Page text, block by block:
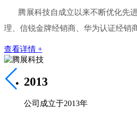
腾展科技自成立以来不断优化先进
理、信锐金牌经销商、华为认证经销
查看详情 +
2013
公司成立于2013年